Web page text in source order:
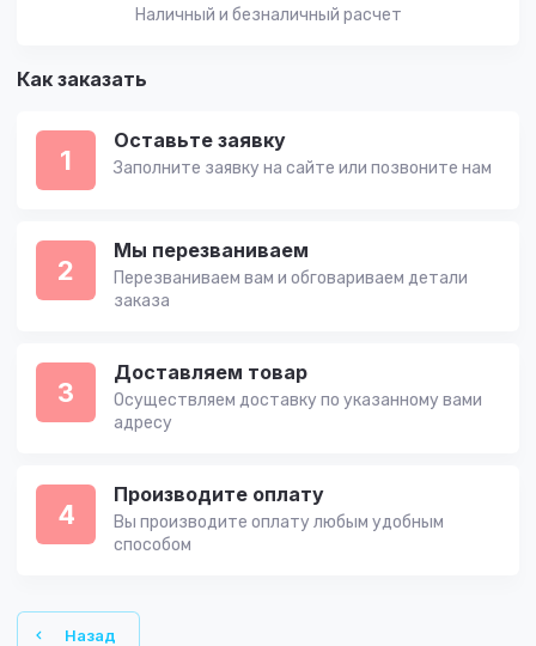
Наличный и безналичный расчет
Как заказать
1
Оставьте заявку
Заполните заявку на сайте или позвоните нам
2
Мы перезваниваем
Перезваниваем вам и обговариваем детали
заказа
3
Доставляем товар
Осуществляем доставку по указанному вами
адресу
4
Производите оплату
Вы производите оплату любым удобным
способом
Назад